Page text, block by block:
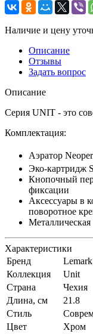
Наличие и цену
Описание
Отзывы
Задать вопрос
Описание
Серия UNIT - это
Комплектация:
Аэратор
Эко-картридж
Кнопочный
фиксации
Аксессуары в
поворотное
Металлическая
Характеристики
Бренд
Lemark
Коллекция
Unit
Страна
Чехия
Длина, см
21.8
Стиль
Цвет
Хром